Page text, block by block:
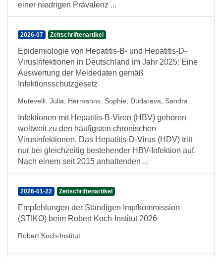
einer niedrigen Prävalenz ...
2026-07 Zeitschriftenartikel
Epidemiologie von Hepatitis-B- und Hepatitis-D-
Virusinfektionen in Deutschland im Jahr 2025: Eine
Auswertung der Meldedaten gemäß
Infektionsschutzgesetz
Mutevelli, Julia; Hermanns, Sophie; Dudareva, Sandra
Infektionen mit Hepatitis-B-Viren (HBV) gehören
weltweit zu den häufigsten chronischen
Virusinfektionen. Das Hepatitis-D-Virus (HDV) tritt
nur bei gleichzeitig bestehender HBV-Infektion auf.
Nach einem seit 2015 anhaltenden ...
2026-01-22 Zeitschriftenartikel
Empfehlungen der Ständigen Impfkommission
(STIKO) beim Robert Koch-Institut 2026
Robert Koch-Institut